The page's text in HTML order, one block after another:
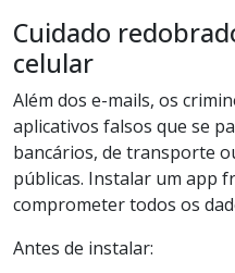
Cuidado
celular
Além dos e-mails, os
aplicativos falsos que se
bancários, de transporte
públicas. Instalar um app
comprometer todos os
Antes de instalar: